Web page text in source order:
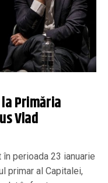
la Primăria
Vlad
în perioada 23 ianuarie
primar al Capitalei,